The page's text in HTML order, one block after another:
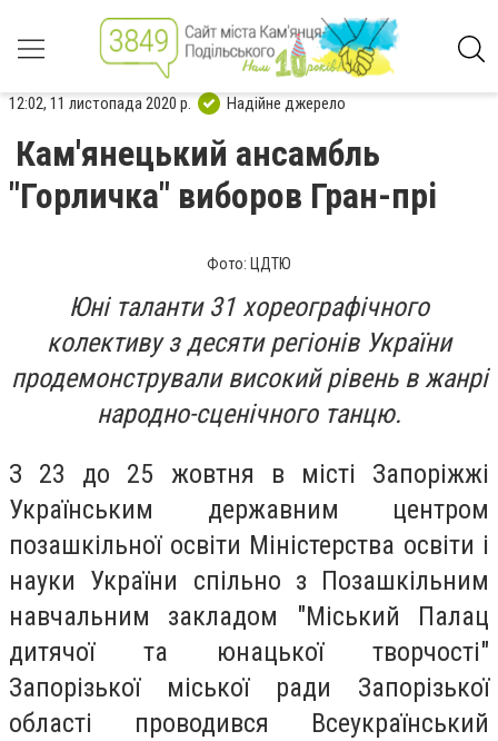
12:02, 11 листопада 2020 р. Надійне джерело
Кам'янецький ансамбль
"Горличка" виборов Гран-прі
Фото: ЦДТЮ
Юні таланти 31 хореографічного
колективу з десяти регіонів України
продемонстрували високий рівень в жанрі
народно-сценічного танцю.
З 23 до 25 жовтня в місті Запоріжжі
Українським державним центром
позашкільної освіти Міністерства освіти і
науки України спільно з Позашкільним
навчальним закладом "Міський Палац
дитячої та юнацької творчості"
Запорізької міської ради Запорізької
області проводився Всеукраїнський